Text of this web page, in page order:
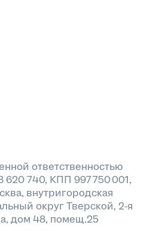
ответственностью
620 740, КПП 997 750 001,
внутригородская
округ Тверской, 2-я
дом 48, помещ.25